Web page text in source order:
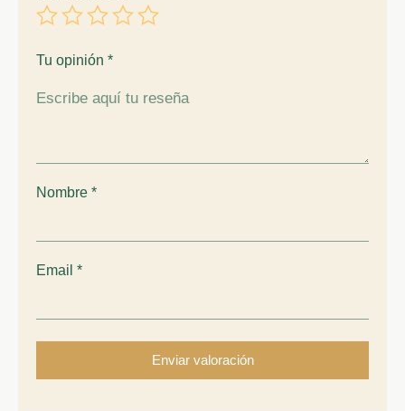
Tu opinión *
Nombre *
Email *